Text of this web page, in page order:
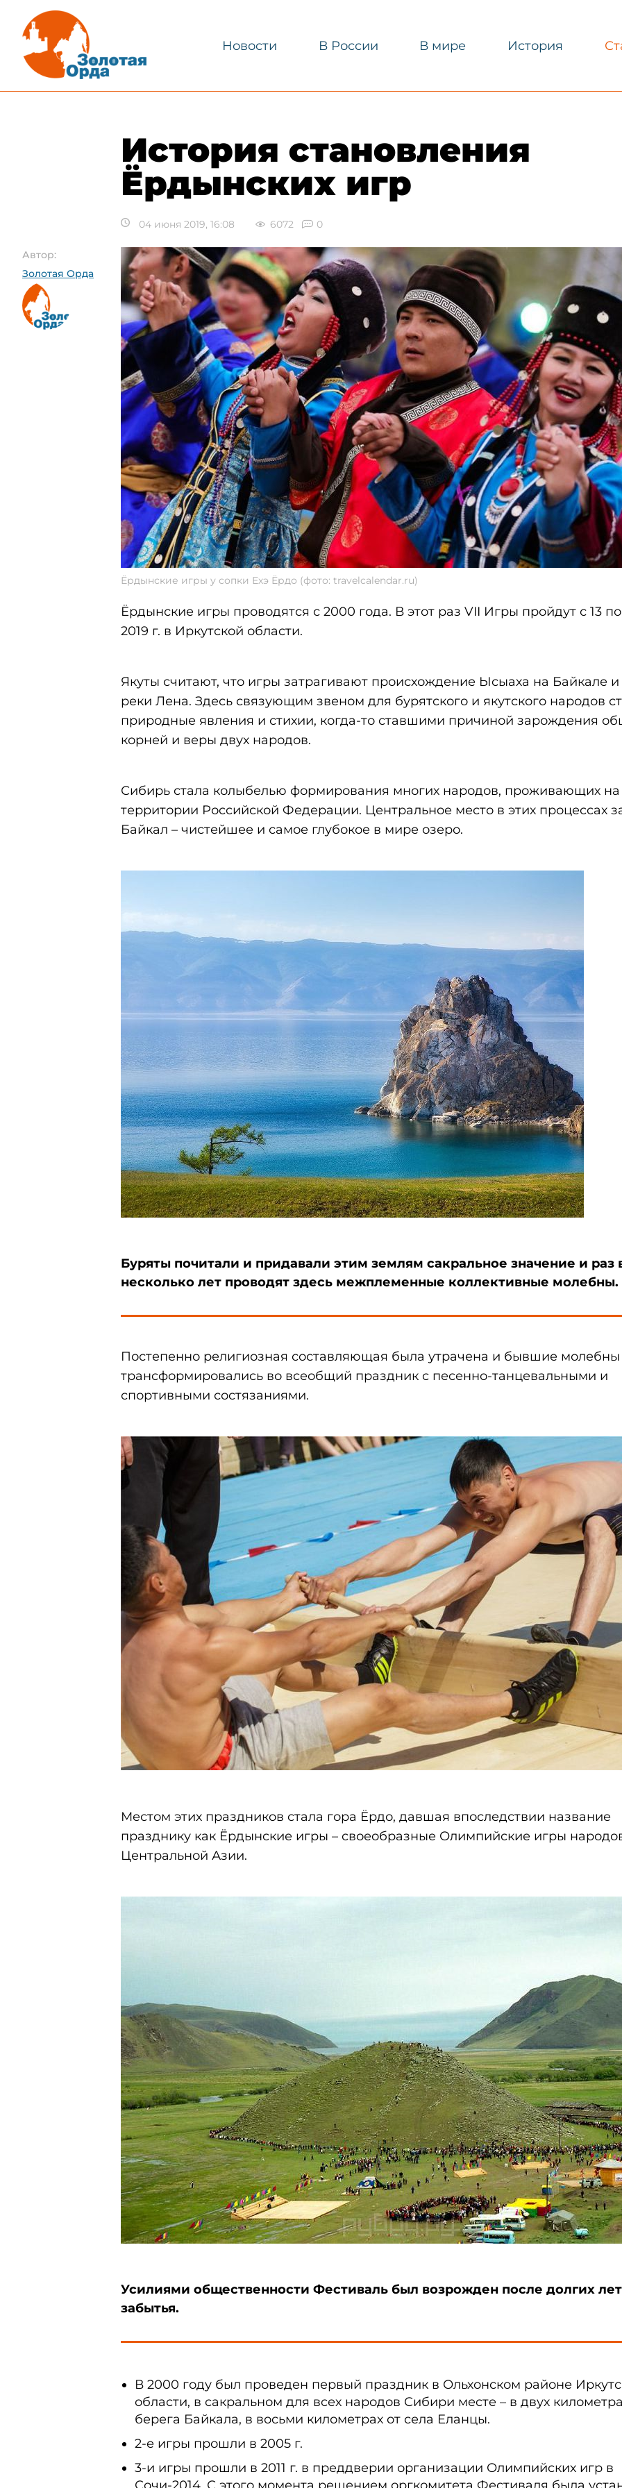
Новости В России В мире История
История становления
Ёрдынских игр
04 июня 2019, 16:08 6072 0
Автор:
Золотая Орда
Ёрдынские игры у сопки Ехэ Ёрдо (фото: travelcalendar.ru)
Ёрдынские игры проводятся с 2000 года. В этот раз VII Игры пройдут с 13
2019 г. в Иркутской области.
Якуты считают, что игры затрагивают происхождение Ысыаха на Байкале
реки Лена. Здесь связующим звеном для бурятского и якутского народов
природные явления и стихии, когда-то ставшими причиной зарождения
корней и веры двух народов.
Сибирь стала колыбелью формирования многих народов, проживающих на
территории Российской Федерации. Центральное место в этих процессах
Байкал – чистейшее и самое глубокое в мире озеро.
Буряты почитали и придавали этим землям сакральное значение и раз
несколько лет проводят здесь межплеменные коллективные молебны.
Постепенно религиозная составляющая была утрачена и бывшие молебны
трансформировались во всеобщий праздник с песенно-танцевальными и
спортивными состязаниями.
Местом этих праздников стала гора Ёрдо, давшая впоследствии название
празднику как Ёрдынские игры – своеобразные Олимпийские игры
Центральной Азии.
Усилиями общественности Фестиваль был возрожден после долгих лет
забытья.
В 2000 году был проведен первый праздник в Ольхонском районе
области, в сакральном для всех народов Сибири месте – в двух
берега Байкала, в восьми километрах от села Еланцы.
2-е игры прошли в 2005 г.
3-и игры прошли в 2011 г. в преддверии организации Олимпийских игр в